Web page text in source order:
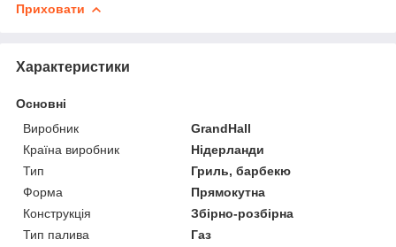
Приховати
Характеристики
Основні
Виробник
GrandHall
Країна виробник
Нідерланди
Тип
Гриль, барбекю
Форма
Прямокутна
Конструкція
Збірно-розбірна
Тип палива
Газ